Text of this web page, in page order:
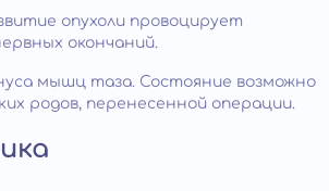
опухоли провоцирует
окончаний.
мышц таза. Состояние возможно
родов, перенесенной операции.